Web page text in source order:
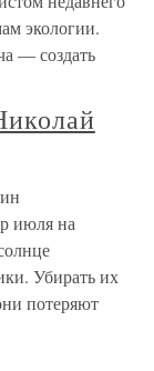
экологии.
— создать
июля на
Убирать их
потеряют